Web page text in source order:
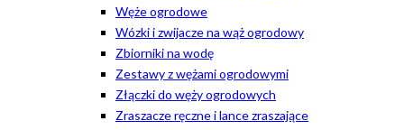
Węże ogrodowe
Wózki i zwijacze na wąż ogrodowy
Zbiorniki na wodę
Zestawy z wężami ogrodowymi
Złączki do węży ogrodowych
Zraszacze ręczne i lance zraszające